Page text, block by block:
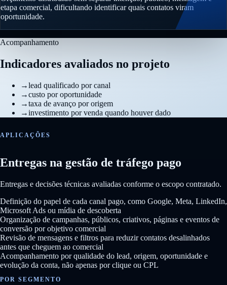
etapa comercial, dificultando identificar quais contatos viram
oportunidade.
Acompanhamento
Indicadores avaliados no projeto
→lead qualificado por canal
→custo por oportunidade
→taxa de avanço por origem
→investimento por venda quando houver dado
APLICAÇÕES
Entregas na gestão de tráfego pago
Entregas e decisões técnicas avaliadas conforme o escopo contratado.
Definição do papel de cada canal pago, como Google, Meta, LinkedIn,
Microsoft Ads ou mídia de descoberta
Organização de campanhas, públicos, criativos, páginas e eventos de
conversão por objetivo comercial
Revisão de mensagens e filtros para reduzir contatos desalinhados
antes que cheguem ao comercial
Acompanhamento por qualidade do lead, origem, oportunidade e
evolução da conta, não apenas por clique ou CPL
POR SEGMENTO